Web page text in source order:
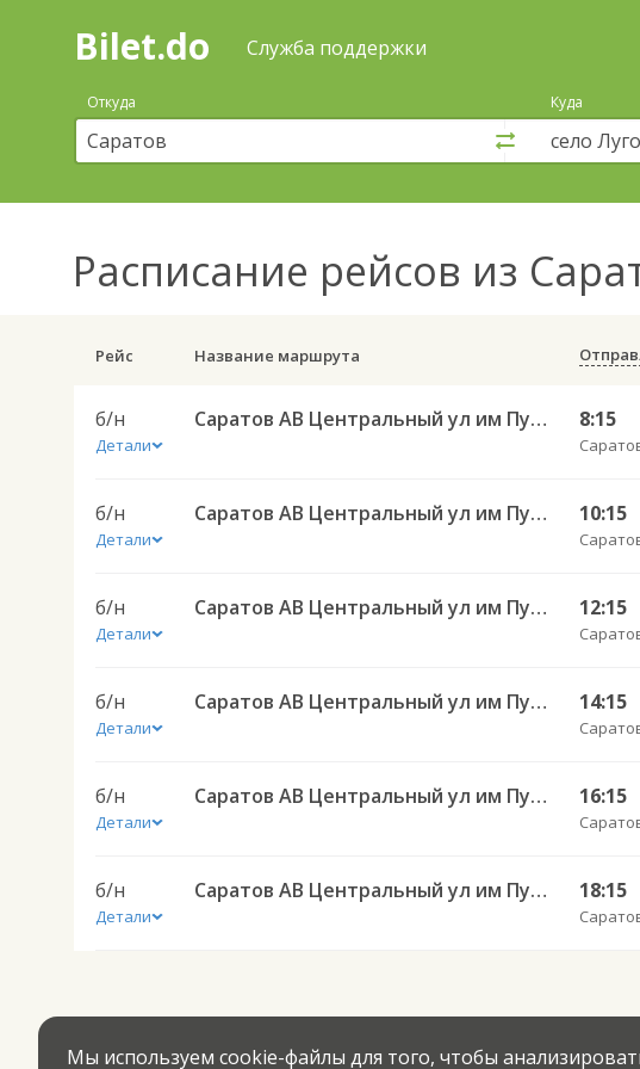
Поиск
покупка
билетов
автобус
онлайн
Bilet.do Служба поддержки
Откуда Куда
Расписание рейсов из
Рейс Название маршрута
б/н
Детали
Саратов АВ Центральный ул им Пугачева 179 А — Старая Полтавка 8:15
б/н
Детали
Саратов АВ Центральный ул им Пугачева 179 А — Старая Полтавка 10:15
б/н
Детали
Саратов АВ Центральный ул им Пугачева 179 А — Старая Полтавка 12:15
б/н
Детали
Саратов АВ Центральный ул им Пугачева 179 А — Палласовка 14:15
б/н
Детали
Саратов АВ Центральный ул им Пугачева 179 А — Старая Полтавка 16:15
б/н
Детали
Саратов АВ Центральный ул им Пугачева 179 А — Старая Полтавка 18:15
Мы используем cookie-файлы для того, чтобы